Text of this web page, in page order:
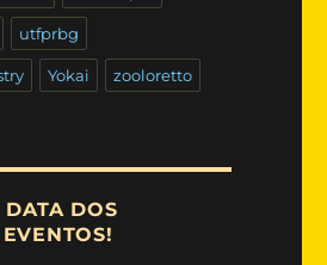
utfprbg
Yokai zooloretto
DOS